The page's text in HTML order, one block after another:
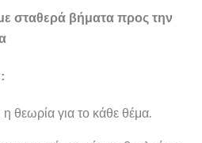
σταθερά βήματα προς την
η θεωρία για το κάθε θέμα.